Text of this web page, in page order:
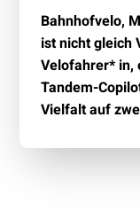
Bahnhofvelo,
ist nicht gleich
Velofahrer* in,
Tandem-
Vielfalt auf